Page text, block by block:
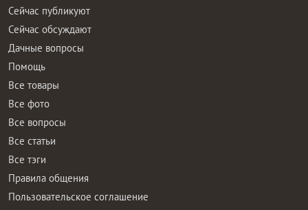
Сейчас публикуют
Сейчас обсуждают
Дачные вопросы
Помощь
Все товары
Все фото
Все вопросы
Все статьи
Все тэги
Правила общения
Пользовательское соглашение